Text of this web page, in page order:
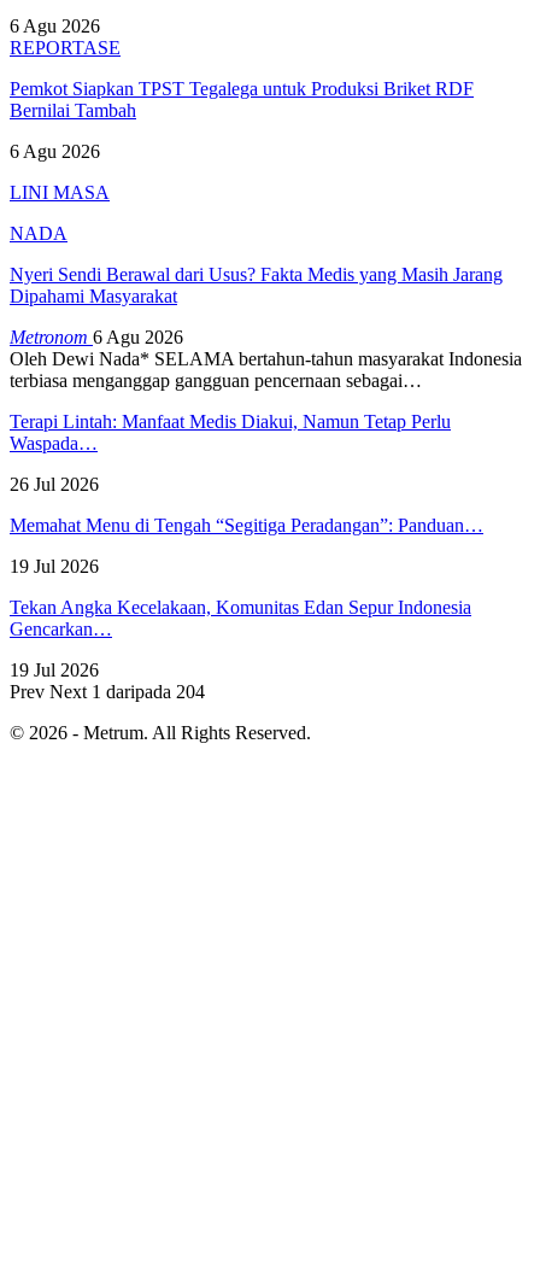
6 Agu 2026
REPORTASE
Pemkot Siapkan TPST Tegalega untuk Produksi Briket RDF
Bernilai Tambah
6 Agu 2026
LINI MASA
NADA
Nyeri Sendi Berawal dari Usus? Fakta Medis yang Masih Jarang
Dipahami Masyarakat
Metronom 6 Agu 2026
Oleh Dewi Nada* SELAMA bertahun-tahun masyarakat Indonesia
terbiasa menganggap gangguan pencernaan sebagai…
Terapi Lintah: Manfaat Medis Diakui, Namun Tetap Perlu
Waspada…
26 Jul 2026
Memahat Menu di Tengah “Segitiga Peradangan”: Panduan…
19 Jul 2026
Tekan Angka Kecelakaan, Komunitas Edan Sepur Indonesia
Gencarkan…
19 Jul 2026
Prev Next 1 daripada 204
© 2026 - Metrum. All Rights Reserved.